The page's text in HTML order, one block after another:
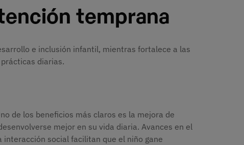
temprana
e inclusión infantil, mientras fortalece a las
diarias.
de los beneficios más claros es la mejora de
mejor en su vida diaria. Avances en el
social facilitan que el niño gane